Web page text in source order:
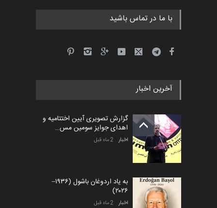
با ما در تماس باشید
آخرین اخبار
گزارش تصویری آیین اختتامیه و
اهدای جوایز سومین مس…
اخبار 2 ماه قبل
به یاد اردوغان باشول (۱۹۳۶–
۲۰۲۶)
اخبار 2 ماه قبل